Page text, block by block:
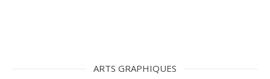
ARTS GRAPHIQUES